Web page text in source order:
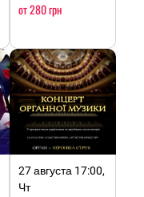
от 280 грн
27 августа 17:00,
Чт